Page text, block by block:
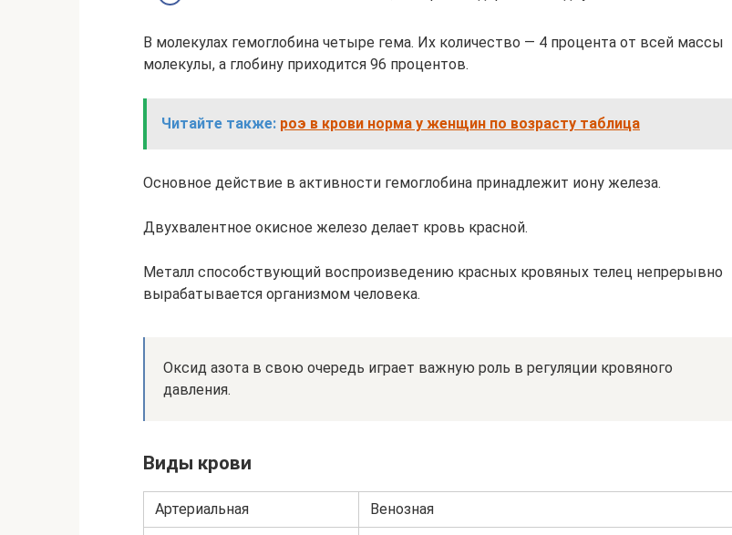
В молекулах гемоглобина четыре гема. Их количество — 4 процента от всей массы
молекулы, а глобину приходится 96 процентов.
Читайте также: роэ в крови норма у женщин по возрасту таблица
Основное действие в активности гемоглобина принадлежит иону железа.
Двухвалентное окисное железо делает кровь красной.
Металл способствующий воспроизведению красных кровяных телец непрерывно
вырабатывается организмом человека.
Оксид азота в свою очередь играет важную роль в регуляции кровяного
давления.
Виды крови
Артериальная Венозная